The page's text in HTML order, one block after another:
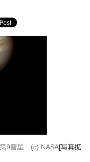
第9彗星 (c) NASA[写真拡